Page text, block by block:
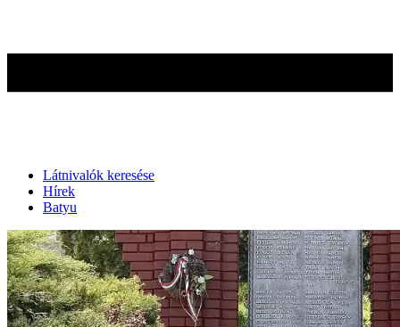
Látnivalók keresése
Hírek
Batyu